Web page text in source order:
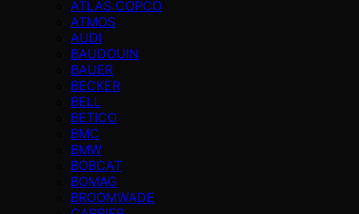
ATLAS COPCO
ATMOS
AUDI
BAUDOUIN
BAUER
BECKER
BELL
BETICO
BMC
BMW
BOBCAT
BOMAG
BROOMWADE